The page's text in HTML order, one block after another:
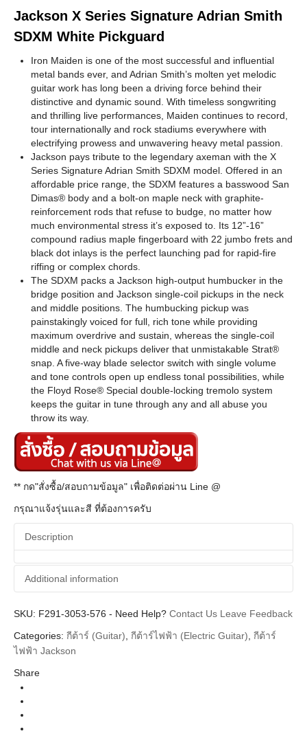
Jackson X Series Signature Adrian Smith
SDXM White Pickguard
Iron Maiden is one of the most successful and influential
metal bands ever, and Adrian Smith’s molten yet melodic
guitar work has long been a driving force behind their
distinctive and dynamic sound. With timeless songwriting
and thrilling live performances, Maiden continues to record,
tour internationally and rock stadiums everywhere with
electrifying prowess and unwavering heavy metal passion.
Jackson pays tribute to the legendary axeman with the X
Series Signature Adrian Smith SDXM model. Offered in an
affordable price range, the SDXM features a basswood San
Dimas® body and a bolt-on maple neck with graphite-
reinforcement rods that refuse to budge, no matter how
much environmental stress it’s exposed to. Its 12”-16”
compound radius maple fingerboard with 22 jumbo frets and
black dot inlays is the perfect launching pad for rapid-fire
riffing or complex chords.
The SDXM packs a Jackson high-output humbucker in the
bridge position and Jackson single-coil pickups in the neck
and middle positions. The humbucking pickup was
painstakingly voiced for full, rich tone while providing
maximum overdrive and sustain, whereas the single-coil
middle and neck pickups deliver that unmistakable Strat®
snap. A five-way blade selector switch with single volume
and tone controls open up endless tonal possibilities, while
the Floyd Rose® Special double-locking tremolo system
keeps the guitar in tune through any and all abuse you
throw its way.
** กด"สั่งซื้อ/สอบถามข้อมูล" เพื่อติดต่อผ่าน Line @
กรุณาแจ้งรุ่นและสี ที่ต้องการครับ
Description
Additional information
Additional information
Brands Jackson
SKU: F291-3053-576 - Need Help? Contact Us Leave Feedback
Categories: กีต้าร์ (Guitar) กีต้าร์ไฟฟ้า (Electric Guitar) กีต้าร์
ไฟฟ้า Jackson
Share